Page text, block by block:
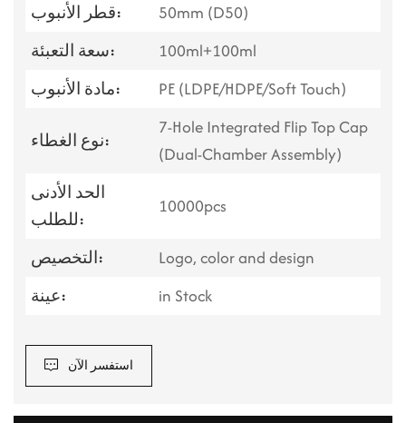
قطر الأنبوب:
50mm (D50)
سعة التعبئة:
100ml+100ml
مادة الأنبوب:
PE (LDPE/HDPE/Soft Touch)
نوع الغطاء:
7-Hole Integrated Flip Top Cap
(Dual-Chamber Assembly)
الحد الأدنى
للطلب:
10000pcs
التخصيص:
Logo, color and design
عينة:
in Stock
استفسر الآن